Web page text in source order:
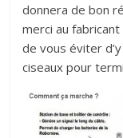
donnera de bon
merci au
de vous éviter
ciseaux pour